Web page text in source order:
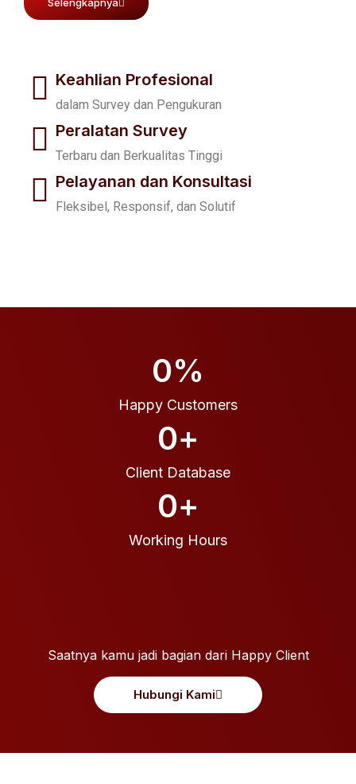
Selengkapnya
Menciptakan karya-karya yang berkualitas bernilai
tinggi dan berkelanjutan serta menginspirasi bagi
generasi berikutnya.
Misi
Menjadi ekosistem layanan survey dan pemetaan
Keahlian Profesional
dalam Survey dan Pengukuran
Peralatan Survey
Terbaru dan Berkualitas Tinggi
Pelayanan dan Konsultasi
Fleksibel, Responsif, dan Solutif
Happy Customers
0%
Client Database
0+
Working Hours
0+
Saatnya kamu jadi bagian dari Happy Client
Hubungi Kami